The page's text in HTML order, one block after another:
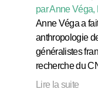
par Anne
Anne Véga a
anthropologie
généralistes
recherche du
Lire la suite